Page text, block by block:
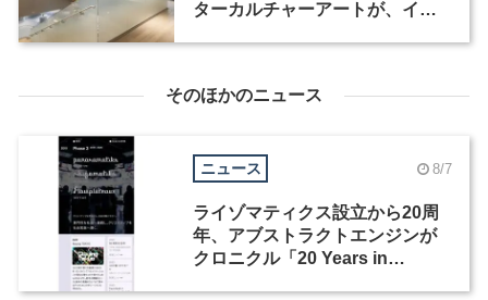
ターカルチャーアートが、イン
そのほかのニュース
ニュース 8/7
ライゾマティクス設立から20周
年、アブストラクトエンジンが
クロニクル「20 Years in